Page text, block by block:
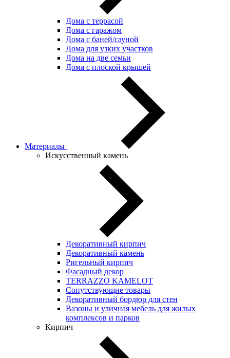
Дома с террасой
Дома с гаражом
Дома с баней/сауной
Дома для узких участков
Дома на две семьи
Дома с плоской крышей
Материалы
Искусственный камень
Декоративный кирпич
Декоративный камень
Ригельный кирпич
Фасадный декор
TERRAZZO KAMELOT
Сопутствующие товары
Декоративный бордюр для стен
Вазоны и уличная мебель для жилых
комплексов и парков
Кирпич